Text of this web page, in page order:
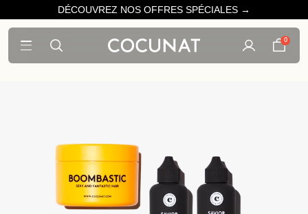
DÉCOUVREZ NOS OFFRES SPÉCIALES →
0